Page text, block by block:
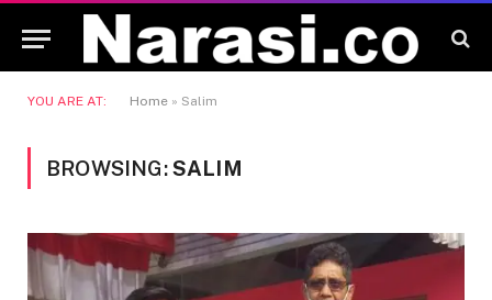
YOU ARE AT: Home » Salim
BROWSING:SALIM